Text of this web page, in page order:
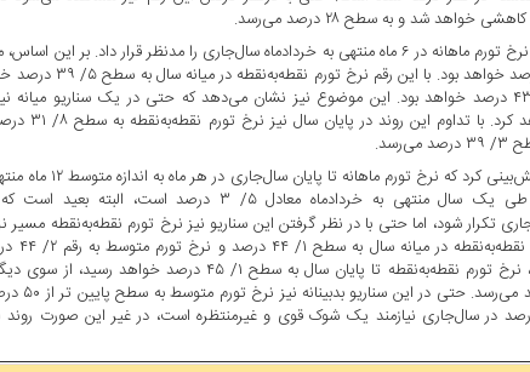
شد و به سطح ۲۸ درصد می‌رسد.
سناریوی دوم: در سناریو دوم می‌توان تغییرات نرخ تورم ماهانه در ۶ ماه منتهی به خردادماه سال‌جاری را مدنظر قرار داد. بر
نرخ در ۶ ماه مورد بررسی رقمی معادل ۴/ ۲ درصد
همچنین نرخ تورم متوسط رقمی معادل ۳/ ۴۳ درصد خواهد بود. این موضوع نیز نشان می‌دهد که حتی در یک سناریو
نقطه‌به‌نقطه کاهش قابل
سناریوی سوم: برای سناریوی سوم، می‌توان پیش‌بینی
سال‌جاری حرکت کند. متوسط تورم ماهانه طی یک سال منتهی به خردادماه معادل ۵/ ۳ درصد
تکرار شود، اما حتی با در نظر گرفتن این سناریو نیز نرخ تورم نقطه‌به‌نقطه مسیر
خواهد کرد.
رسید. همچنین براساس معیار پیش‌بینی سوم، نرخ تورم نقطه‌به‌نقطه تا پایان سال به سطح ۱/ ۴۵
متوسط نیز تا پایان
رسیدن نرخ تورم به نقطه بالای ۵۰ درصد در سال‌جاری نیازمند یک شوک قوی و غیرمنتظره است، در غیر این صورت